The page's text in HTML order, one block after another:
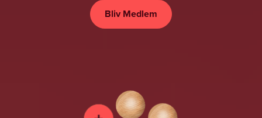
Bliv Medlem